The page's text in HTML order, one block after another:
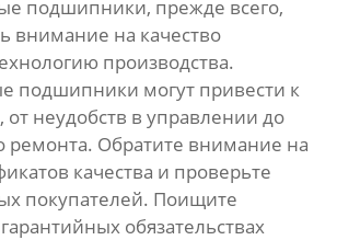
подшипники, прежде всего,
внимание на качество
производства.
подшипники могут привести к
от неудобств в управлении до
ремонта. Обратите внимание на
качества и проверьте
покупателей. Поищите
обязательствах